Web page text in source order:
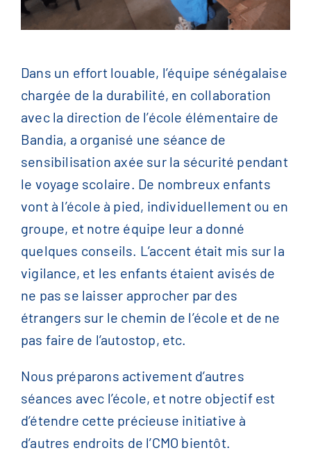
Français
简体中文 (Chinois)
Dans un effort louable, l’équipe sénégalaise
chargée de la durabilité, en collaboration
avec la direction de l’école élémentaire de
Bandia, a organisé une séance de
sensibilisation axée sur la sécurité pendant
le voyage scolaire. De nombreux enfants
vont à l’école à pied, individuellement ou en
groupe, et notre équipe leur a donné
quelques conseils. L’accent était mis sur la
vigilance, et les enfants étaient avisés de
ne pas se laisser approcher par des
étrangers sur le chemin de l’école et de ne
pas faire de l’autostop, etc.
Nous préparons activement d’autres
séances avec l’école, et notre objectif est
d’étendre cette précieuse initiative à
d’autres endroits de l’CMO bientôt.